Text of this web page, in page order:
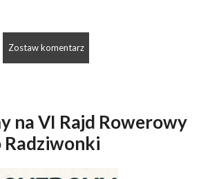
Zostaw komentarz
na VI Rajd Rowerowy
Radziwonki